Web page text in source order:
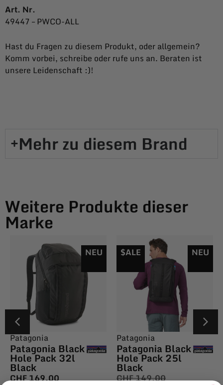
Art. Nr.
49447 – PWCO-ALL
Hast du Fragen zu diesem Produkt, oder allgemein?
Komm vorbei, schreibe oder rufe uns an. Beraten ist
unsere Leidenschaft :)!
Mehr zu diesem Brand​
Weitere Produkte dieser
Marke
NEU
Patagonia
Patagonia Black
Hole Pack 32l
Black
CHF169.00
$ALE NEU
Patagonia
Patagonia Black
Hole Pack 25l
Black
CHF149.00